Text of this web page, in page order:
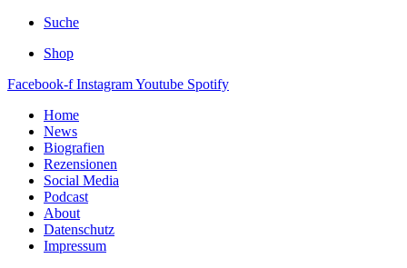
Suche
Shop
Facebook-f InstagramYoutube Spotify
Home
News
Biografien
Rezensionen
Social Media
Podcast
About
Datenschutz
Impressum